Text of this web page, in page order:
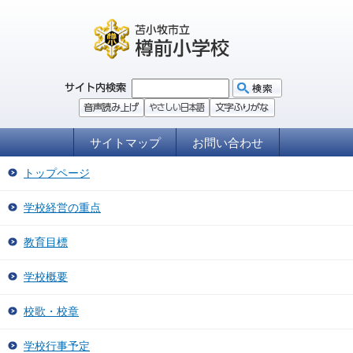
サイトマップ お問い合わせ
トップページ
学校経営の重点
教育目標
学校概要
校歌・校章
学校行事予定